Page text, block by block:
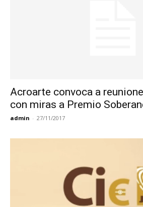
Acroarte convoca a
con miras a Premio
admin - 27/11/2017